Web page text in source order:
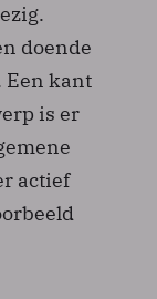
doende
Een kant
is er
actief